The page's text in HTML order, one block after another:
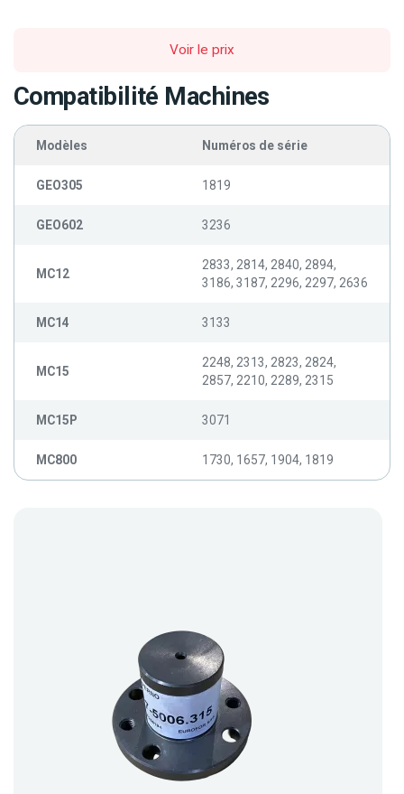
Voir le prix
Compatibilité Machines
Modèles Numéros de série
GEO305 1819
GEO602 3236
MC12
2833, 2814, 2840, 2894,
3186, 3187, 2296, 2297, 2636
MC14 3133
MC15
2248, 2313, 2823, 2824,
2857, 2210, 2289, 2315
MC15P 3071
MC800 1730, 1657, 1904, 1819